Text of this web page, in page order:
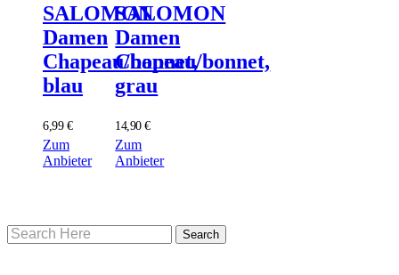
SALOMON
Damen
Chapeau/bonnet,
blau
6,99 €
Zum
Anbieter
SALOMON
Damen
Chapeau/bonnet,
grau
14,90€
Zum
Anbieter